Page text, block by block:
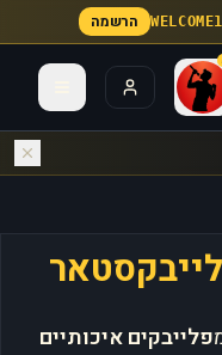
הרשמה
פלייבקים איכותיים